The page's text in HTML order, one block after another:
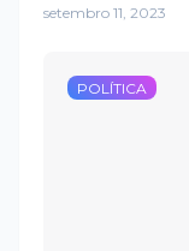
setembro 11, 2023
POLÍTICA